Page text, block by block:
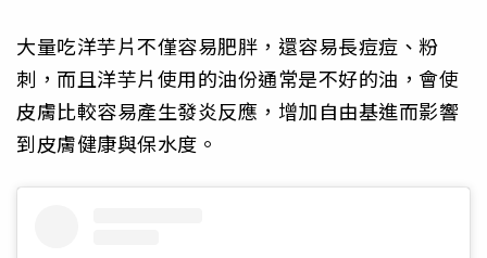
大量吃洋芋片不僅容易肥胖，還容易長痘痘、粉
刺，而且洋芋片使用的油份通常是不好的油，會使
皮膚比較容易產生發炎反應，增加自由基進而影響
到皮膚健康與保水度。